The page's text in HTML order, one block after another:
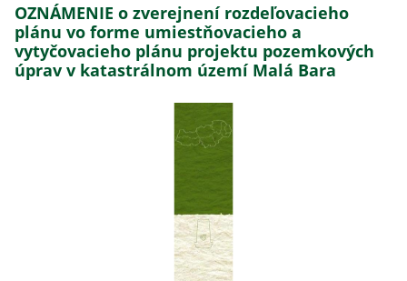
OZNÁMENIE o zverejnení rozdeľovacieho
plánu vo forme umiestňovacieho a
vytyčovacieho plánu projektu pozemkových
úprav v katastrálnom území Malá Bara